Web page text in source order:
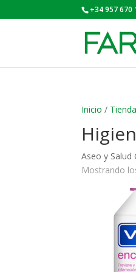
+34 957 670
Inicio / Tienda
Aseo y Salud
Mostrando